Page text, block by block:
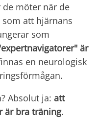
möter när de
som att hjärnans
som
är
en neurologisk
Absolut ja: att
är bra träning.